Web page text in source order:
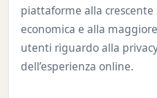
piattaforme alla
economica e alla
utenti riguardo alla
dell’esperienza online.